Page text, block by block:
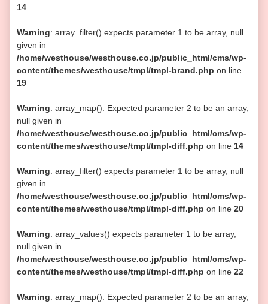
14
Warning: array_filter() expects parameter 1 to be array, null
given in
/home/westhouse/westhouse.co.jp/public_html/cms/wp-
content/themes/westhouse/tmpl/tmpl-brand.php on line
19
Warning: array_map(): Expected parameter 2 to be an array,
null given in
/home/westhouse/westhouse.co.jp/public_html/cms/wp-
content/themes/westhouse/tmpl/tmpl-diff.php on line 14
Warning: array_filter() expects parameter 1 to be array, null
given in
/home/westhouse/westhouse.co.jp/public_html/cms/wp-
content/themes/westhouse/tmpl/tmpl-diff.php on line 20
Warning: array_values() expects parameter 1 to be array,
null given in
/home/westhouse/westhouse.co.jp/public_html/cms/wp-
content/themes/westhouse/tmpl/tmpl-diff.php on line 22
Warning: array_map(): Expected parameter 2 to be an array,